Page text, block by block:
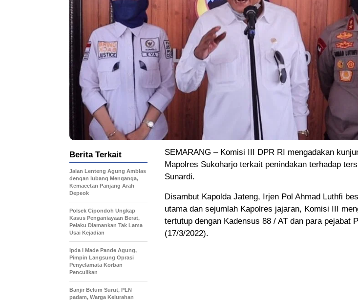
SEMARANG – Komisi III DPR RI mengadakan
Mapolres Sukoharjo terkait penindakan terhadap
Sunardi.
Disambut Kapolda Jateng, Irjen Pol Ahmad Luthfi
utama dan sejumlah Kapolres jajaran, Komisi III
tertutup dengan Kadensus 88 / AT dan para pejabat
(17/3/2022).
Berita Terkait
Jalan Lenteng Agung Amblas
dengan lubang Menganga,
Kemacetan Panjang Arah
Depeok
Polsek Cipondoh Ungkap
Kasus Penganiayaan Berat,
Pelaku Diamankan Tak Lama
Usai Kejadian
Ipda I Made Pande Agung,
Pimpin Langsung Oprasi
Penyelamata Korban
Penculikan
Banjir Belum Surut, PLN
padam, Warga Kelurahan